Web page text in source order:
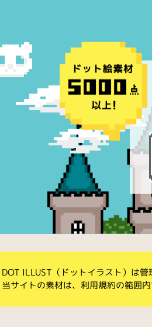
DOT ILLUST（ドットイラスト）は
当サイトの素材は、利用規約の範囲